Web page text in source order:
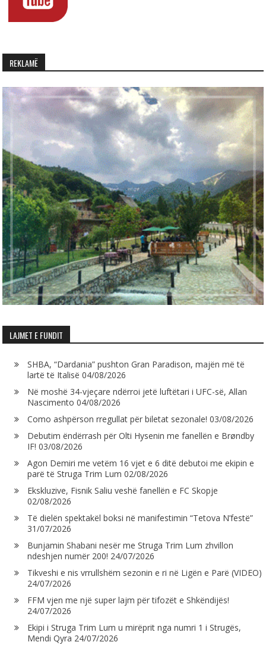
REKLAMË
LAJMET E FUNDIT
SHBA, “Dardania” pushton Gran Paradison, majën më të
lartë të Italisë 04/08/2026
Në moshë 34-vjeçare ndërroi jetë luftëtari i UFC-së, Allan
Nascimento 04/08/2026
Como ashpërson rregullat për biletat sezonale! 03/08/2026
Debutim ëndërrash për Olti Hysenin me fanellën e Brøndby
IF! 03/08/2026
Agon Demiri me vetëm 16 vjet e 6 ditë debutoi me ekipin e
parë të Struga Trim Lum 02/08/2026
Ekskluzive, Fisnik Saliu veshë fanellën e FC Skopje
02/08/2026
Të dielën spektakël boksi në manifestimin “Tetova N’festë”
31/07/2026
Bunjamin Shabani nesër me Struga Trim Lum zhvillon
ndeshjen numër 200! 24/07/2026
Tikveshi e nis vrrullshëm sezonin e ri në Ligën e Parë (VIDEO)
24/07/2026
FFM vjen me një super lajm për tifozët e Shkëndijës!
24/07/2026
Ekipi i Struga Trim Lum u mirëprit nga numri 1 i Strugës,
Mendi Qyra 24/07/2026